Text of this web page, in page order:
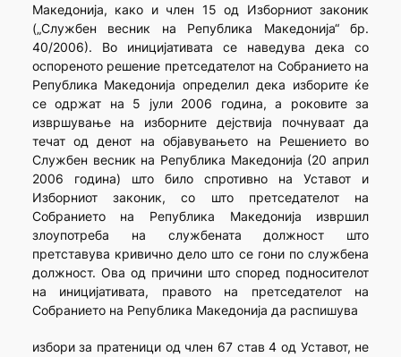
Македонија, како и член 15 од Изборниот законик
(„Службен весник на Република Македонија“ бр.
40/2006). Во иницијативата се наведува дека со
оспореното решение претседателот на Собранието на
Република Македонија определил дека изборите ќе
се одржат на 5 јули 2006 година, а роковите за
извршување на изборните дејствија почнуваат да
течат од денот на објавувањето на Решението во
Службен весник на Република Македонија (20 април
2006 година) што било спротивно на Уставот и
Изборниот законик, со што претседателот на
Собранието на Република Македонија извршил
злоупотреба на службената должност што
претставува кривично дело што се гони по службена
должност. Ова од причини што според подносителот
на иницијативата, правото на претседателот на
Собранието на Република Македонија да распишува
избори за пратеници од член 67 став 4 од Уставот, не